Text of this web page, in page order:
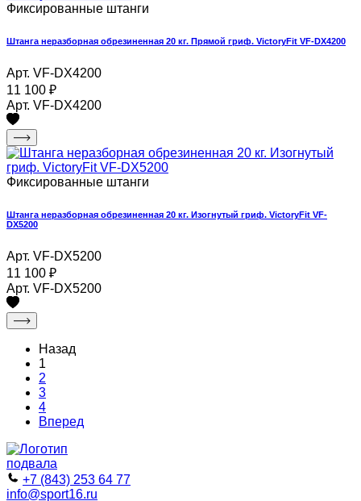
Фиксированные штанги
Штанга неразборная обрезиненная 20 кг. Прямой гриф. VictoryFit VF-DX4200
Арт. VF-DX4200
11 100 ₽
Арт. VF-DX4200
Фиксированные штанги
Штанга неразборная обрезиненная 20 кг. Изогнутый гриф. VictoryFit VF-
DX5200
Арт. VF-DX5200
11 100 ₽
Арт. VF-DX5200
Назад
1
2
3
4
Вперед
+7 (843) 253 64 77
info@sport16.ru